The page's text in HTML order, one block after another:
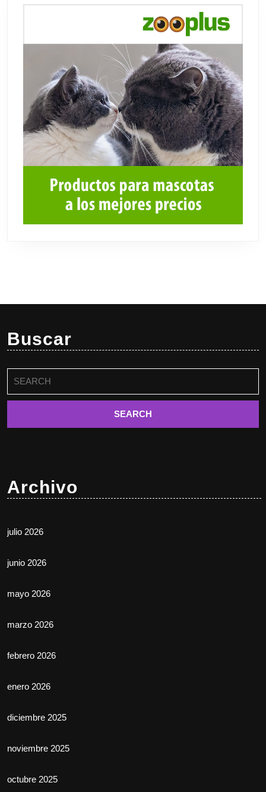
Buscar
Archivo
julio 2026
junio 2026
mayo 2026
marzo 2026
febrero 2026
enero 2026
diciembre 2025
noviembre 2025
octubre 2025